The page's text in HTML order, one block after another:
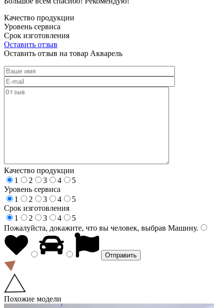
Качество продукции
Уровень сервиса
Срок изготовления
Оставить отзыв
Оставить отзыв на товар Акварель
Качество продукции
1
2 3 4
5
Уровень сервиса
1
2 3 4
5
Срок изготовления
1
2 3 4
5
Пожалуйста, докажите, что вы человек, выбрав Машину.
Похожие модели